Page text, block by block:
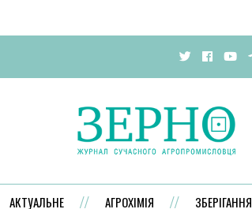
АКТУАЛЬНЕ АГРОХІМІЯ ЗБЕРІГАННЯ